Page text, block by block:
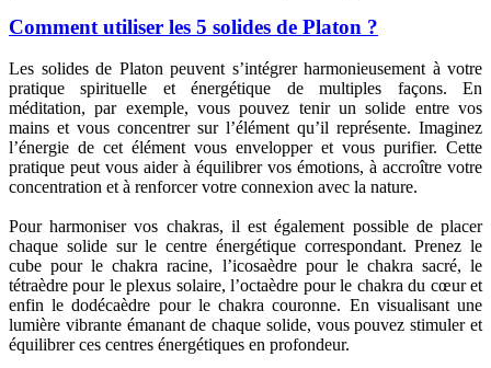
Comment utiliser les 5 solides de Platon ?
Les solides de Platon peuvent s’intégrer harmonieusement à votre
pratique spirituelle et énergétique de multiples façons. En
méditation, par exemple, vous pouvez tenir un solide entre vos
mains et vous concentrer sur l’élément qu’il représente. Imaginez
l’énergie de cet élément vous envelopper et vous purifier. Cette
pratique peut vous aider à équilibrer vos émotions, à accroître votre
concentration et à renforcer votre connexion avec la nature.
Pour harmoniser vos chakras, il est également possible de placer
chaque solide sur le centre énergétique correspondant. Prenez le
cube pour le chakra racine, l’icosaèdre pour le chakra sacré, le
tétraèdre pour le plexus solaire, l’octaèdre pour le chakra du cœur et
enfin le dodécaèdre pour le chakra couronne. En visualisant une
lumière vibrante émanant de chaque solide, vous pouvez stimuler et
équilibrer ces centres énergétiques en profondeur.